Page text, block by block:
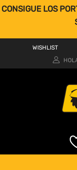
CONSIGUE LOS
WISHLIST